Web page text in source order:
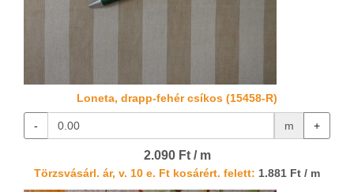
Loneta, drapp-fehér csíkos (15458-R)
- m +
2.090 Ft / m
Törzsvásárl. ár, v. 10 e. Ft kosárért. felett: 1.881 Ft / m